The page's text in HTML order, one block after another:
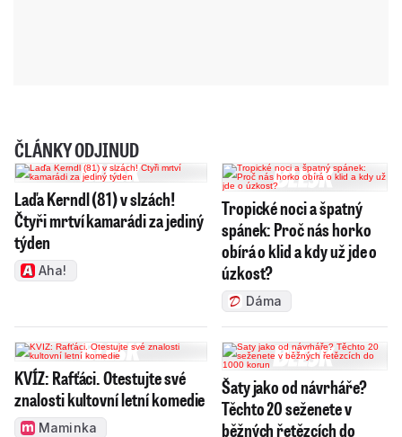
ČLÁNKY ODJINUD
Laďa Kerndl (81) v slzách!
Čtyři mrtví kamarádi za jediný
týden
Aha!
Tropické noci a špatný
spánek: Proč nás horko
obírá o klid a kdy už jde o
úzkost?
Dáma
KVÍZ: Rafťáci. Otestujte své
znalosti kultovní letní komedie
Maminka
Šaty jako od návrháře?
Těchto 20 seženete v
běžných řetězcích do